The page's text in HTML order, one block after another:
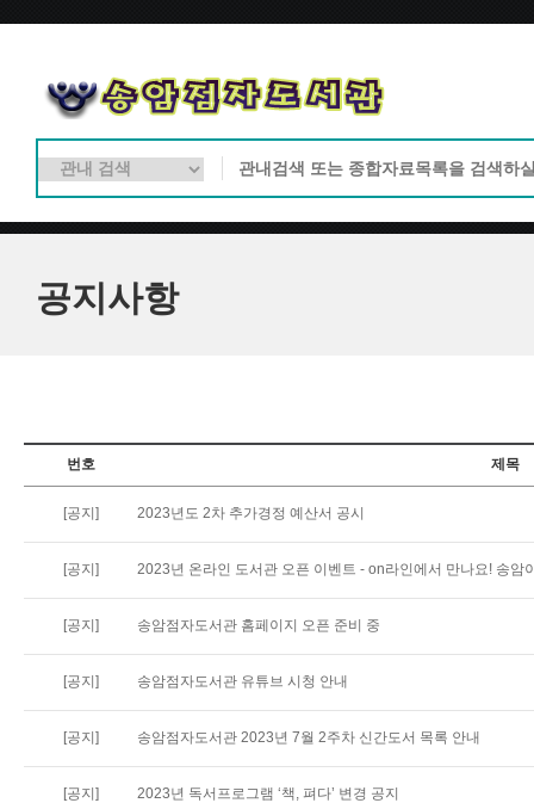
공지사항
번호 제목
[공지] 2023년도 2차 추가경정 예산서 공시
[공지] 2023년 온라인 도서관 오픈 이벤트 - on라인에서 만나요! 송암
[공지] 송암점자도서관 홈페이지 오픈 준비 중
[공지] 송암점자도서관 유튜브 시청 안내
[공지] 송암점자도서관 2023년 7월 2주차 신간도서 목록 안내
[공지] 2023년 독서프로그램 ‘책, 펴다’ 변경 공지